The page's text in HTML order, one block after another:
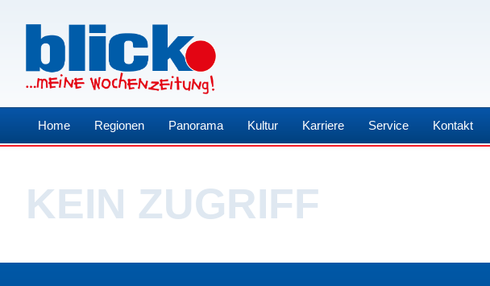
Home Regionen Panorama Kultur Karriere Service Kontakt
KEIN ZUGRIFF